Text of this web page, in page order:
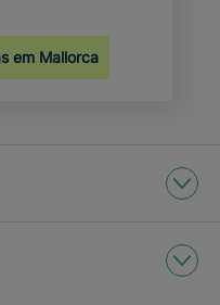
em Mallorca